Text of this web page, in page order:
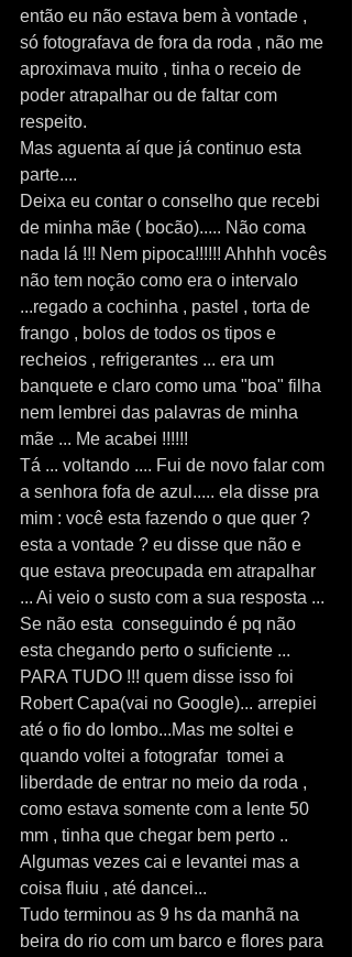
então eu não estava bem à vontade ,
só fotografava de fora da roda , não me
aproximava muito , tinha o receio de
poder atrapalhar ou de faltar com
respeito.
Mas aguenta aí que já continuo esta
parte....
Deixa eu contar o conselho que recebi
de minha mãe ( bocão)..... Não coma
nada lá !!! Nem pipoca!!!!!! Ahhhh vocês
não tem noção como era o intervalo
...regado a cochinha , pastel , torta de
frango , bolos de todos os tipos e
recheios , refrigerantes ... era um
banquete e claro como uma "boa" filha
nem lembrei das palavras de minha
mãe ... Me acabei !!!!!!
Tá ... voltando .... Fui de novo falar com
a senhora fofa de azul..... ela disse pra
mim : você esta fazendo o que quer ?
esta a vontade ? eu disse que não e
que estava preocupada em atrapalhar
... Ai veio o susto com a sua resposta ...
Se não esta  conseguindo é pq não
esta chegando perto o suficiente ...
PARA TUDO !!! quem disse isso foi
Robert Capa(vai no Google)... arrepiei
até o fio do lombo...Mas me soltei e
quando voltei a fotografar  tomei a
liberdade de entrar no meio da roda ,
como estava somente com a lente 50
mm , tinha que chegar bem perto ..
Algumas vezes cai e levantei mas a
coisa fluiu , até dancei...
Tudo terminou as 9 hs da manhã na
beira do rio com um barco e flores para